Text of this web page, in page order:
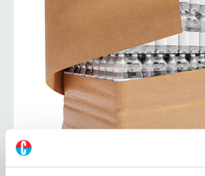
Mondi porta a Fachpack